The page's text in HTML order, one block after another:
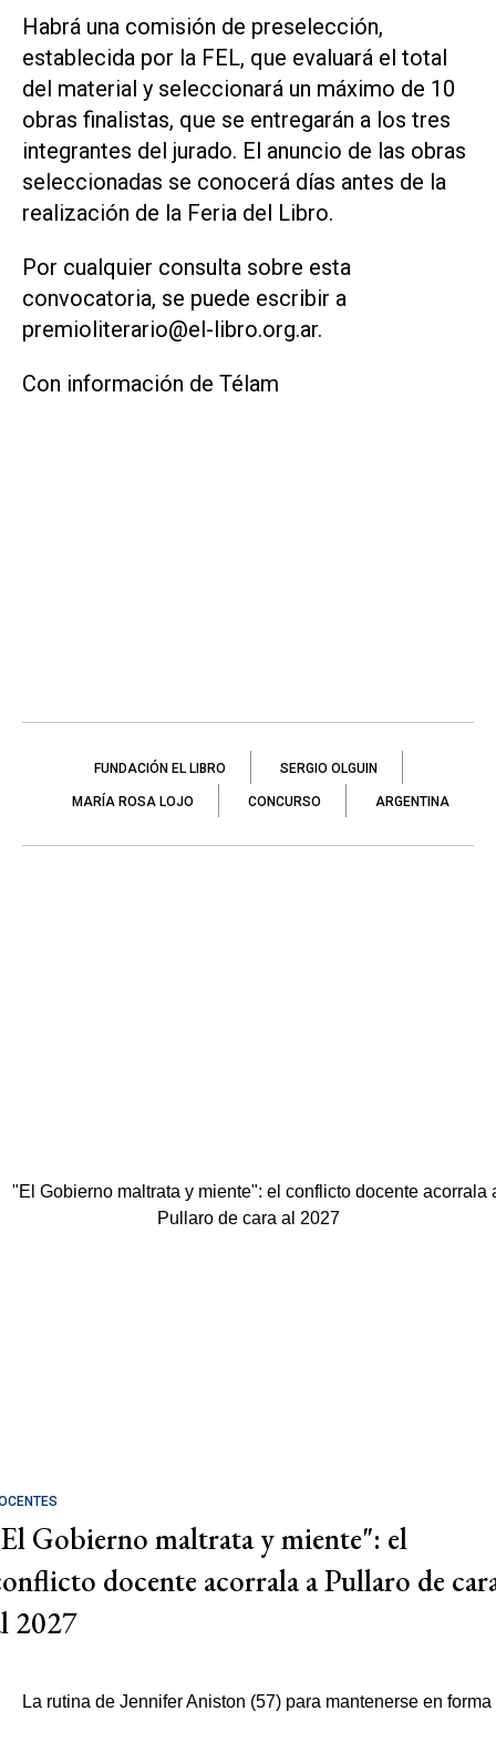
Habrá una comisión de preselección,
establecida por la FEL, que evaluará el total
del material y seleccionará un máximo de 10
obras finalistas, que se entregarán a los tres
integrantes del jurado. El anuncio de las obras
seleccionadas se conocerá días antes de la
realización de la Feria del Libro.
Por cualquier consulta sobre esta
convocatoria, se puede escribir a
premioliterario@el-libro.org.ar.
Con información de Télam
FUNDACIÓN EL LIBRO SERGIO OLGUIN
MARÍA ROSA LOJO CONCURSO ARGENTINA
Gobierno maltrata y miente": el
docente acorrala a Pullaro de
2027